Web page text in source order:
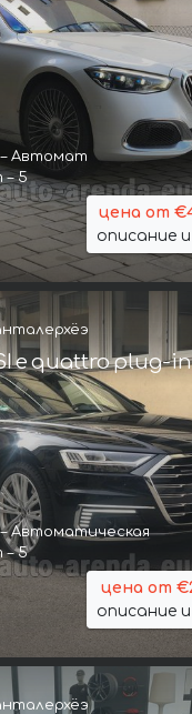
Автомат
– 5
цена от
описание
e quattro plug-
Автоматическая
– 5
цена от
описание